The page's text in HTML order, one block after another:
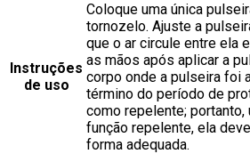
Instruções
de uso
Coloque uma única
tornozelo. Ajuste a
que o ar circule entre ela
as mãos após aplicar a
corpo onde a pulseira foi
término do período de
como repelente;
função repelente, ela
forma adequada.